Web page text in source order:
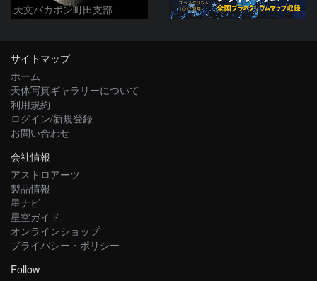
天文バカボン町田支部
サイトマップ
ホーム
天体写真ギャラリーについて
利用規約
ログイン/新規登録
お問い合わせ
会社情報
アストロアーツ
製品情報
星ナビ
星空ガイド
オンラインショップ
プライバシー・ポリシー
Follow